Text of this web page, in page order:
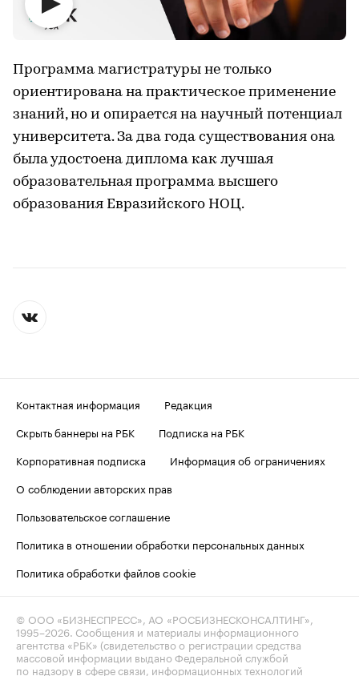
Программа магистратуры не только
ориентирована на практическое применение
знаний, но и опирается на научный потенциал
университета. За два года существования она
была удостоена диплома как лучшая
образовательная программа высшего
образования Евразийского НОЦ.
Контактная информация
Редакция
Скрыть баннеры на РБК
Подписка на РБК
Корпоративная подписка
Информация об ограничениях
О соблюдении авторских прав
Пользовательское соглашение
Политика в отношении обработки персональных данных
Политика обработки файлов cookie
© ООО «БИЗНЕСПРЕСС», АО «РОСБИЗНЕСКОНСАЛТИНГ»,
1995–2026. Сообщения и материалы информационного
агентства «РБК» (свидетельство о регистрации средства
массовой информации выдано Федеральной службой
по надзору в сфере связи, информационных технологий